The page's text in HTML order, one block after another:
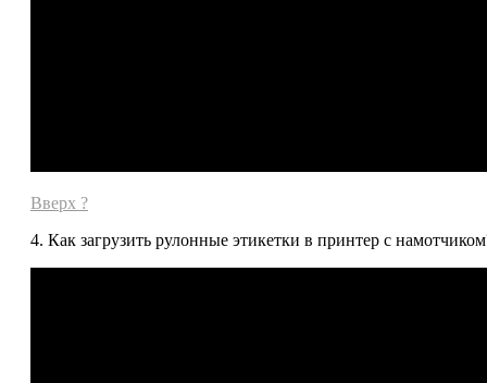
Вверх ?
4. Как загрузить рулонные этикетки в принтер с